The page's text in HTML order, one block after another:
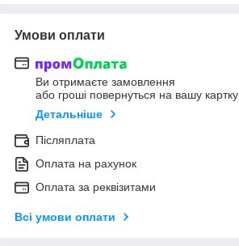
Умови оплати
Ви отримаєте замовлення
або гроші повернуться на вашу картку
Детальніше
Післяплата
Оплата на рахунок
Оплата за реквізитами
Всі умови оплати